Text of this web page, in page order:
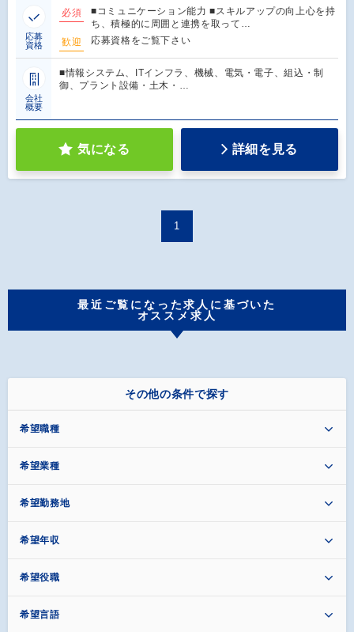
応募
資格
必須
■コミュニケーション能力 ■スキルアップの向上心を持
ち、積極的に周囲と連携を取って…
歓迎
応募資格をご覧下さい
会社
概要
■情報システム、ITインフラ、機械、電気・電子、組込・制
御、プラント設備・土木・…
気になる 詳細を見る
1
最近ご覧になった求人に基づいた
オススメ求人
その他の条件で探す
希望職種
希望業種
希望勤務地
希望年収
希望役職
希望言語